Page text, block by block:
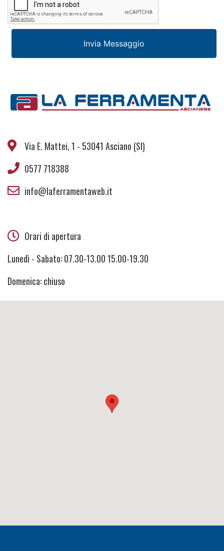
Via E. Mattei, 1 - 53041 Asciano (SI)
0577 718388
info@laferramentaweb.it
Orari di apertura
Lunedì - Sabato: 07.30-13.00 15.00-19.30
Domenica: chiuso